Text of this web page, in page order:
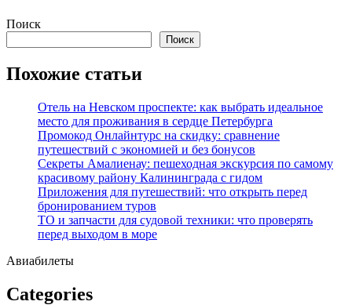
Перейти
содержимому
Поиск
Поиск
Похожие статьи
Отель на Невском проспекте: как выбрать идеальное
место для проживания в сердце Петербурга
Промокод Онлайнтурс на скидку: сравнение
путешествий с экономией и без бонусов
Секреты Амалиенау: пешеходная экскурсия по самому
красивому району Калининграда с гидом
Приложения для путешествий: что открыть перед
бронированием туров
ТО и запчасти для судовой техники: что проверять
перед выходом в море
Авиабилеты
Categories